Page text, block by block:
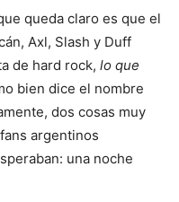
queda claro es que el
Axl, Slash y Duff
de hard rock, lo que
bien dice el nombre
dos cosas muy
argentinos
una noche